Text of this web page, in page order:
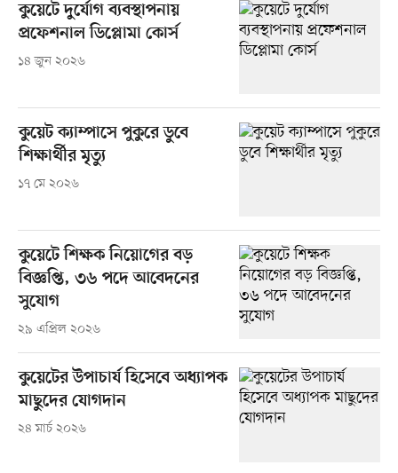
কুয়েটে দুর্যোগ ব্যবস্থাপনায়
প্রফেশনাল ডিপ্লোমা কোর্স
১৪ জুন ২০২৬
কুয়েট ক্যাম্পাসে পুকুরে ডুবে
শিক্ষার্থীর মৃত্যু
১৭ মে ২০২৬
কুয়েটে শিক্ষক নিয়োগের বড়
বিজ্ঞপ্তি, ৩৬ পদে আবেদনের
সুযোগ
২৯ এপ্রিল ২০২৬
কুয়েটের উপাচার্য হিসেবে অধ্যাপক
মাছুদের যোগদান
২৪ মার্চ ২০২৬